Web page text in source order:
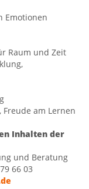
Emotionen
Raum und Zeit
Freude am Lernen
Inhalten der
und Beratung
66 03